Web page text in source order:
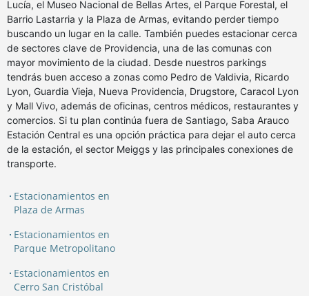
Lucía, el Museo Nacional de Bellas Artes, el Parque Forestal, el
Barrio Lastarria y la Plaza de Armas, evitando perder tiempo
buscando un lugar en la calle. También puedes estacionar cerca
de sectores clave de Providencia, una de las comunas con
mayor movimiento de la ciudad. Desde nuestros parkings
tendrás buen acceso a zonas como Pedro de Valdivia, Ricardo
Lyon, Guardia Vieja, Nueva Providencia, Drugstore, Caracol Lyon
y Mall Vivo, además de oficinas, centros médicos, restaurantes y
comercios. Si tu plan continúa fuera de Santiago, Saba Arauco
Estación Central es una opción práctica para dejar el auto cerca
de la estación, el sector Meiggs y las principales conexiones de
transporte.
Estacionamientos en
Plaza de Armas
Estacionamientos en
Parque Metropolitano
Estacionamientos en
Cerro San Cristóbal